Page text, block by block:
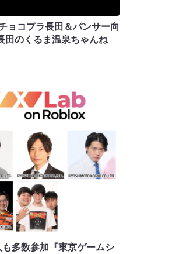
ョコプラ長田＆パンサー向
田のくるま温泉ちゃんね
多数参加『東京ゲームシ